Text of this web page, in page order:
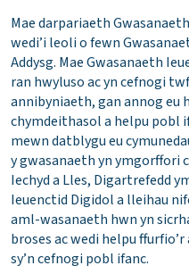
Mae darpariaeth
wedi’i leoli o fewn
Addysg. Mae Gwasanaeth
ran hwyluso ac yn cefnogi
annibyniaeth, gan annog eu
chymdeithasol a helpu pobl
mewn datblygu eu
y gwasanaeth yn ymgorffori
Iechyd a Lles, Digartrefedd
Ieuenctid Digidol a lleihau
aml-wasanaeth hwn yn
broses ac wedi helpu
sy’n cefnogi pobl ifanc.